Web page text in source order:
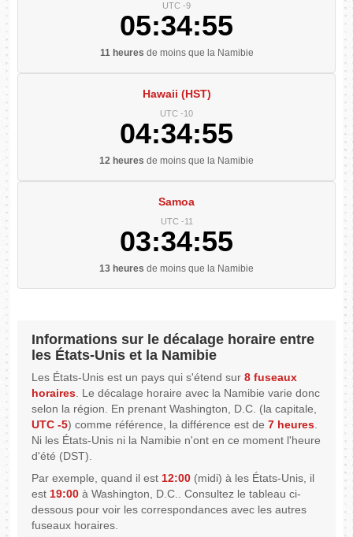
UTC -9
05:34:56
11 heures de moins que la Namibie
Hawaii (HST)
UTC -10
04:34:56
12 heures de moins que la Namibie
Samoa
UTC -11
03:34:56
13 heures de moins que la Namibie
Informations sur le décalage horaire entre
les États-Unis et la Namibie
Les États-Unis est un pays qui s'étend sur8 fuseaux
horaires. Le décalage horaire avec la Namibie varie donc
selon la région. En prenant Washington, D.C. (la capitale,
UTC -5) comme référence, la différence est de7 heures.
Ni les États-Unis ni la Namibie n'ont en ce moment l'heure
d'été (DST).
Par exemple, quand il est12:00 (midi) à les États-Unis, il
est19:00 à Washington, D.C.. Consultez le tableau ci-
dessous pour voir les correspondances avec les autres
fuseaux horaires.